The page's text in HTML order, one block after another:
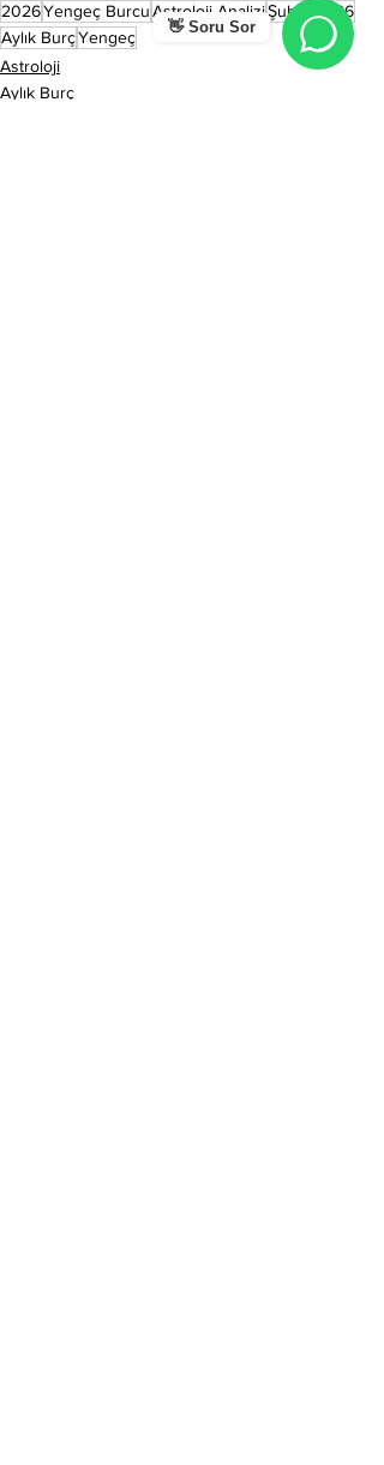
👋 Soru Sor
2026Yengeç BurcuAstroloji AnaliziŞubat 2026
Aylık BurçYengeç
Astroloji
Aylık Burç